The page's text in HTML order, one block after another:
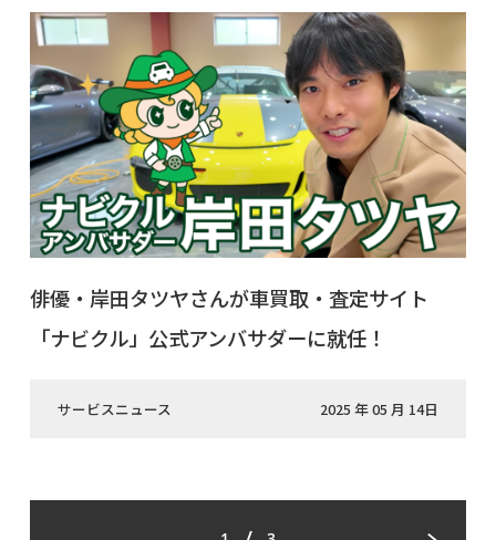
俳優・岸田タツヤさんが車買取・査定サイト
「ナビクル」公式アンバサダーに就任！
サービスニュース 2025 年 05 月 14日